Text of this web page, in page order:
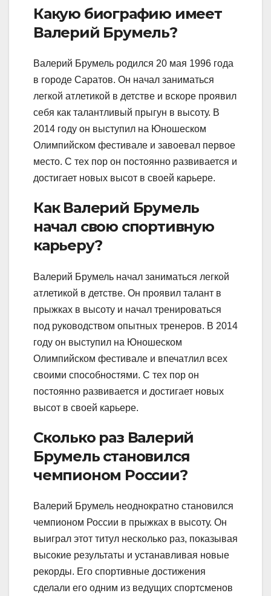
Какую биографию имеет
Валерий Брумель?
Валерий Брумель родился 20 мая 1996 года
в городе Саратов. Он начал заниматься
легкой атлетикой в детстве и вскоре проявил
себя как талантливый прыгун в высоту. В
2014 году он выступил на Юношеском
Олимпийском фестивале и завоевал первое
место. С тех пор он постоянно развивается и
достигает новых высот в своей карьере.
Как Валерий Брумель
начал свою спортивную
карьеру?
Валерий Брумель начал заниматься легкой
атлетикой в детстве. Он проявил талант в
прыжках в высоту и начал тренироваться
под руководством опытных тренеров. В 2014
году он выступил на Юношеском
Олимпийском фестивале и впечатлил всех
своими способностями. С тех пор он
постоянно развивается и достигает новых
высот в своей карьере.
Сколько раз Валерий
Брумель становился
чемпионом России?
Валерий Брумель неоднократно становился
чемпионом России в прыжках в высоту. Он
выиграл этот титул несколько раз, показывая
высокие результаты и устанавливая новые
рекорды. Его спортивные достижения
сделали его одним из ведущих спортсменов